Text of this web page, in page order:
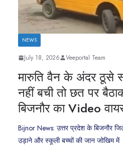
NEWS
July 18, 2026 Veeportal Team
मारुति वैन के अंदर ठूसे
नहीं बची तो छत पर
बिजनौर का Video
Bijnor News: उत्तर प्रदेश के बिजनौर
उड़ाने और स्कूली बच्चों की जान जोखिम में